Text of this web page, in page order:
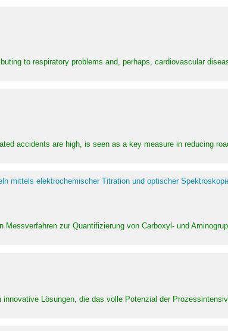
to respiratory problems and, perhaps, cardiovascular
accidents are high, is seen as a key measure in reducing
mittels elektrochemischer Titration und optischer
zur Quantifizierung von Carboxyl- und
Lösungen, die das volle Potenzial der